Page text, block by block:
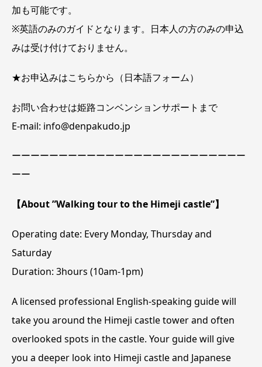
加も可能です。
※英語のみのガイドとなります。日本人の方のみの申込
みは受け付けておりません。
★お申込みはこちらから（日本語フォーム）
お問い合わせは姫路コンベンションサポートまで
E-mail: info@denpakudo.jp
ーーーーーーーーーーーーーーーーーーーーーーーーー
ーー
【About ”Walking tour to the Himeji castle”】
Operating date: Every Monday, Thursday and
Saturday
Duration: 3hours (10am-1pm)
A licensed professional English-speaking guide will
take you around the Himeji castle tower and often
overlooked spots in the castle. Your guide will give
you a deeper look into Himeji castle and Japanese